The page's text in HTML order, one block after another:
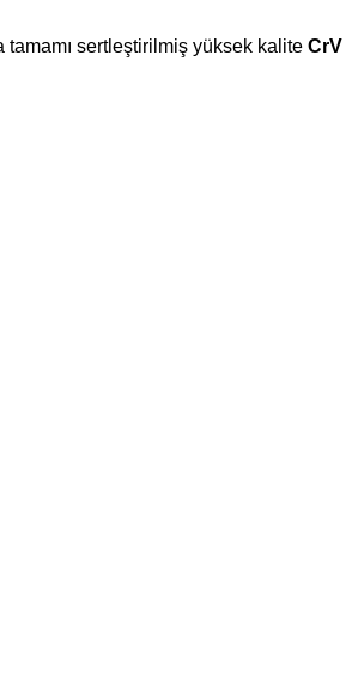
tamamı sertleştirilmiş yüksek kalite CrV